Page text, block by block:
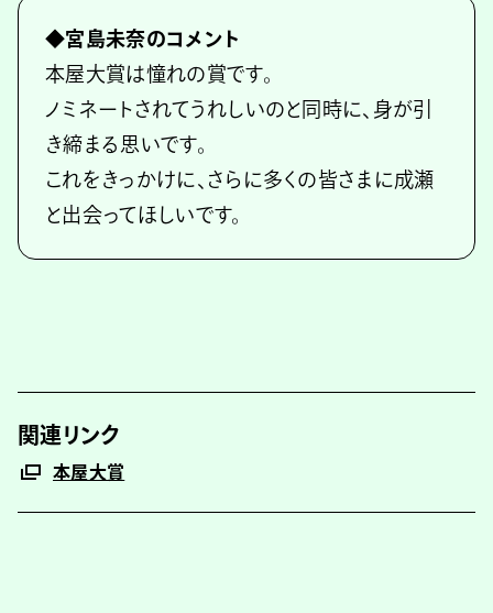
◆宮島未奈のコメント
本屋大賞は憧れの賞です。
ノミネートされてうれしいのと同時に、身が引
き締まる思いです。
これをきっかけに、さらに多くの皆さまに成瀬
と出会ってほしいです。
関連リンク
本屋大賞